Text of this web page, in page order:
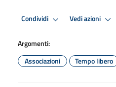
Condividi Vedi azioni
Argomenti:
Associazioni
Tempo libero